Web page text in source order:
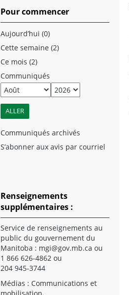
Pour commencer
Aujourd’hui (0)
Cette semaine (2)
Ce mois (2)
Communiqués
Communiqués archivés
S’abonner aux avis par courriel
Renseignements
supplémentaires :
Service de renseignements au
public du gouvernement du
Manitoba : mgi@gov.mb.ca ou
1 866 626-4862 ou
204 945-3744
Médias : Communications et